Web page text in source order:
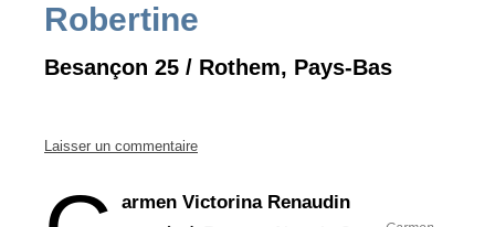
Robertine
Besançon 25 / Rothem, Pays-Bas
Laisser un commentaire
armen Victorina Renaudin